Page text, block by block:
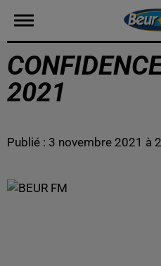
2021
Publié : 3 novembre 2021 à